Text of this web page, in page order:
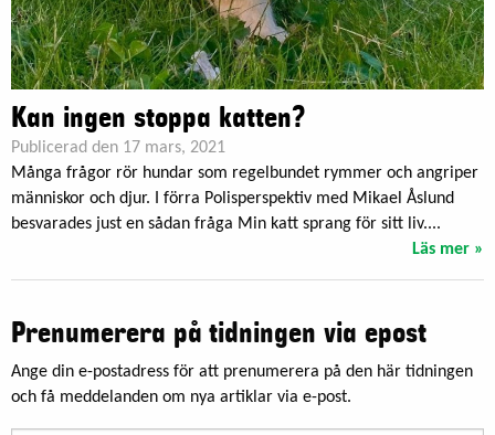
Kan ingen stoppa katten?
Publicerad den 17 mars, 2021
Många frågor rör hundar som regelbundet rymmer och angriper
människor och djur. I förra Polisperspektiv med Mikael Åslund
besvarades just en sådan fråga Min katt sprang för sitt liv....
Läs mer »
Prenumerera på tidningen via epost
Ange din e-postadress för att prenumerera på den här tidningen
och få meddelanden om nya artiklar via e-post.